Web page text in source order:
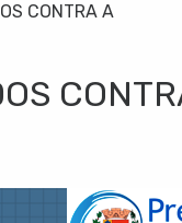
CONTRA A